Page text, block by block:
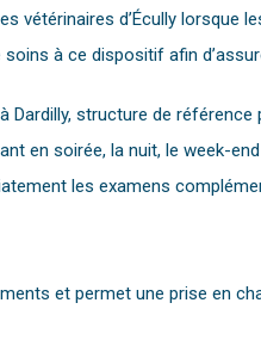
vétérinaires d’Écully lorsque
à ce dispositif afin
structure de référence
en soirée, la nuit, le week-
les examens
et permet une prise en